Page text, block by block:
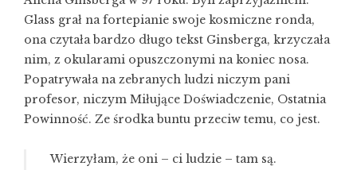
Glass grał na fortepianie swoje kosmiczne ronda,
ona czytała bardzo długo tekst Ginsberga, krzyczała
nim, z okularami opuszczonymi na koniec nosa.
Popatrywała na zebranych ludzi niczym pani
profesor, niczym Miłujące Doświadczenie, Ostatnia
Powinność. Ze środka buntu przeciw temu, co jest.
Wierzyłam, że oni – ci ludzie – tam są.